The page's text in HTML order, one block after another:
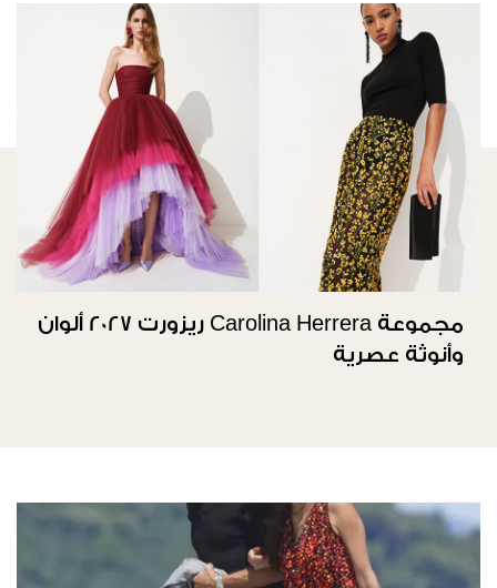
مجموعة Carolina Herrera ريزورت 2027 ألوان
وأنوثة عصرية